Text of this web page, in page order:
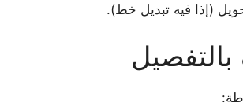
(إذا فيه تبديل خط).
بالتفصيل